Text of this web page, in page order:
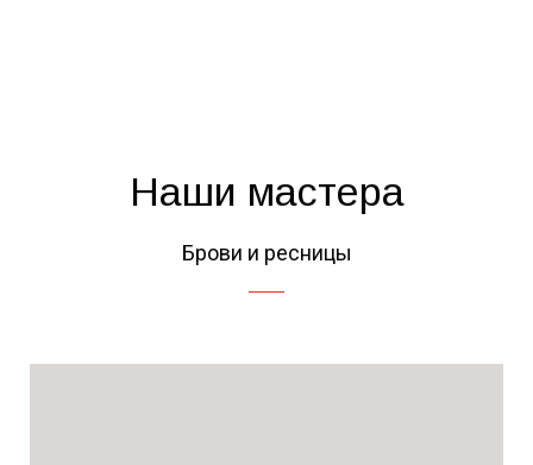
Наши мастера
Брови и ресницы